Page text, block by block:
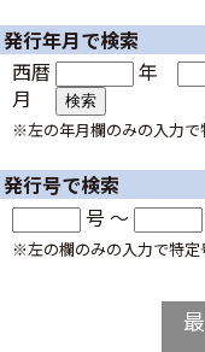
発行年月で検索
西暦
年
月
※左の年月欄のみの入力で
発行号で検索
号 ～
※左の欄のみの入力で特定